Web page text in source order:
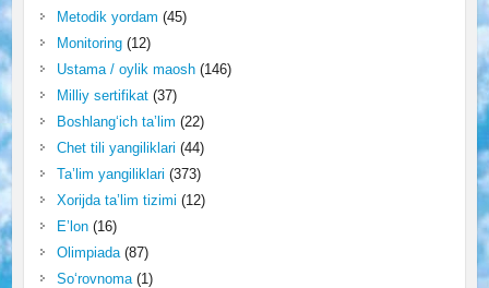
Metodik yordam (45)
Monitoring(12)
Ustama / oylik maosh(146)
Milliy sertifikat(37)
Boshlang‘ich ta’lim (22)
Chet tili yangiliklari (44)
Ta’lim yangiliklari (373)
Xorijda ta’lim tizimi (12)
E’lon(16)
Olimpiada(87)
So‘rovnoma(1)